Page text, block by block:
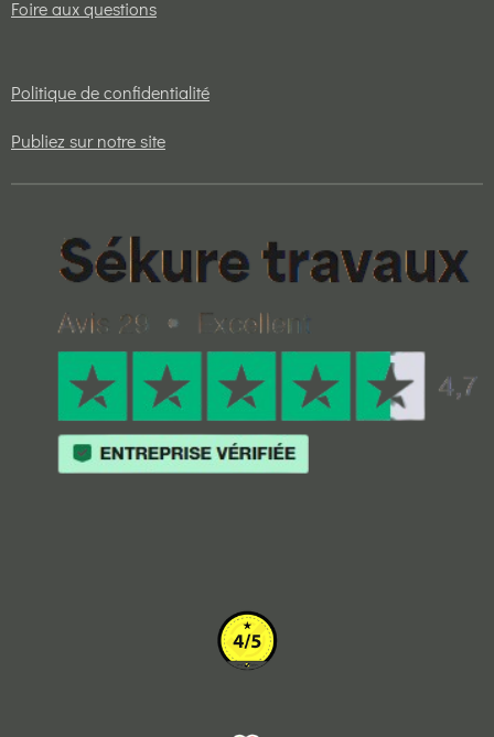
Foire aux questions
Politique de confidentialité
Publiez sur notre site